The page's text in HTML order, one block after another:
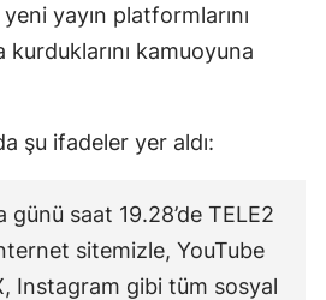
yayın platformlarını
kurduklarını kamuoyuna
şu ifadeler yer aldı:
günü saat 19.28’de TELE2
sitemizle, YouTube
Instagram gibi tüm sosyal